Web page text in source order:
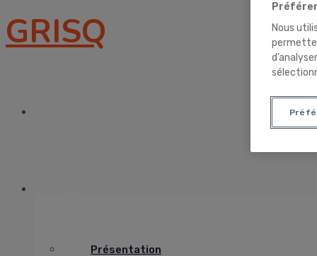
GRISQ
Présentation
Nous